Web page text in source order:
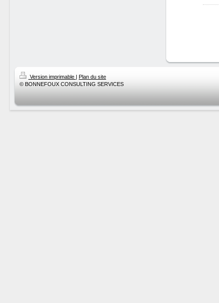
Version imprimable | Plan du site
© BONNEFOUX CONSULTING SERVICES